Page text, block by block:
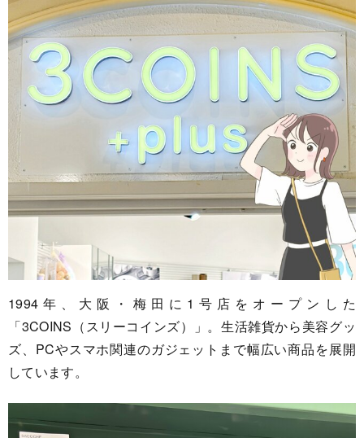
1994年、大阪・梅田に1号店をオープンした
「3COINS（スリーコインズ）」。生活雑貨から美容グッ
ズ、PCやスマホ関連のガジェットまで幅広い商品を展開
しています。